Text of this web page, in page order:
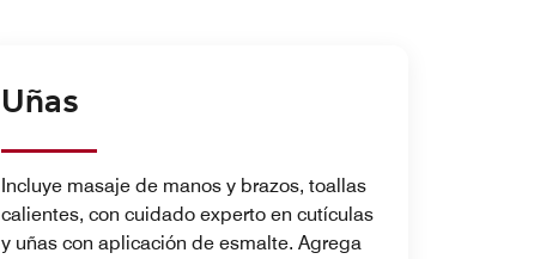
Uñas
Incluye masaje de manos y brazos, toallas
calientes, con cuidado experto en cutículas
y uñas con aplicación de esmalte. Agrega